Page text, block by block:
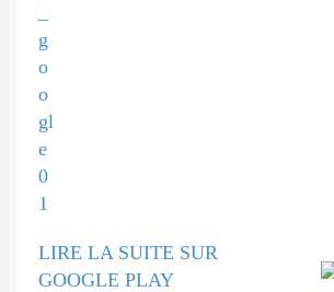
LIRE LA SUITE SUR
GOOGLE PLAY